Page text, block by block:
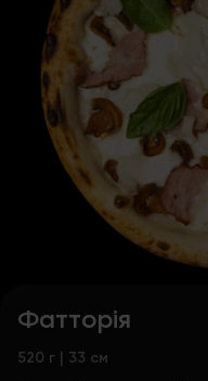
Фатторія
520 г | 33 см